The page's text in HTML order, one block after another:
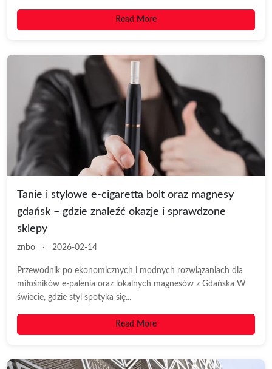
Read More
Tanie i stylowe e-cigaretta bolt oraz magnesy
gdańsk – gdzie znaleźć okazje i sprawdzone
sklepy
znbo · 2026-02-14
Przewodnik po ekonomicznych i modnych rozwiązaniach dla
miłośników e-palenia oraz lokalnych magnesów z Gdańska W
świecie, gdzie styl spotyka się...
Read More